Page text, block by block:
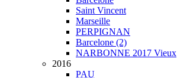
Saint Vincent
Marseille
PERPIGNAN
Barcelone (2)
NARBONNE 2017 Vieux
2016
PAU